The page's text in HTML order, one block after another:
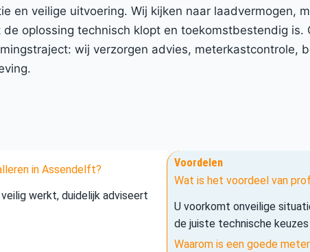
en veilige uitvoering. Wij kijken naar laadvermogen,
oplossing technisch klopt en toekomstbestendig
wij verzorgen advies, meterkastcontrole,
in Assendelft?
werkt, duidelijk adviseert
Voordelen
Wat is het voordeel van
U voorkomt onveilige
de juiste technische
Waarom is een goede